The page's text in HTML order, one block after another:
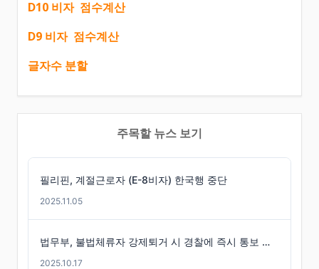
D10 비자 점수계산
D9 비자 점수계산
글자수 분할
주목할 뉴스 보기
필리핀, 계절근로자 (E-8비자) 한국행 중단
2025.11.05
법무부, 불법체류자 강제퇴거 시 경찰에 즉시 통보 제도 마련
2025.10.17